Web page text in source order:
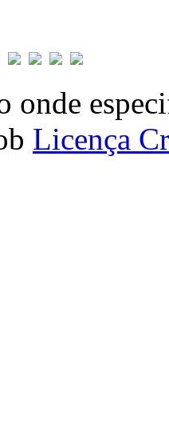
onde
Licença